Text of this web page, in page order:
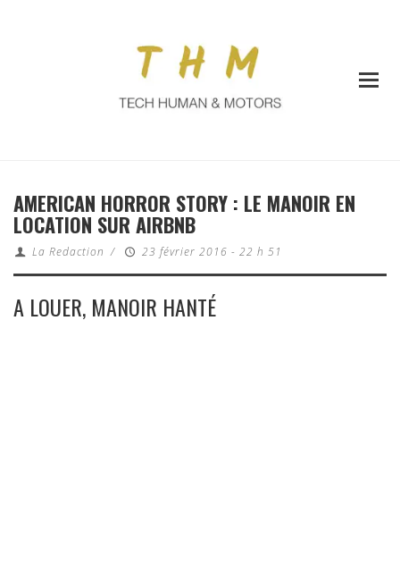
AMERICAN HORROR STORY : LE MANOIR EN
LOCATION SUR AIRBNB
La Redaction / 23 février 2016 - 22 h 51
A LOUER, MANOIR HANTÉ